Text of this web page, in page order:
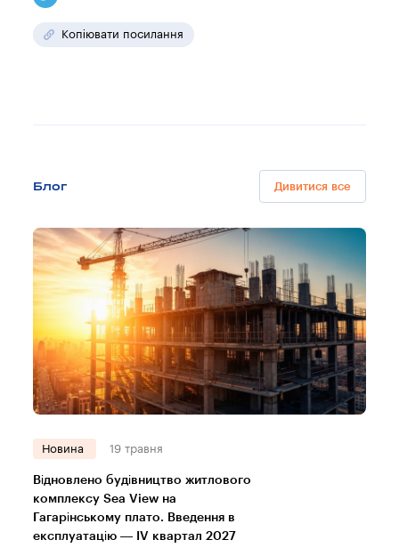
Копіювати посилання
Блог Дивитися все
Новина 19 травня
Відновлено будівництво житлового
комплексу Sea View на
Гагарінському плато. Введення в
експлуатацію — IV квартал 2027